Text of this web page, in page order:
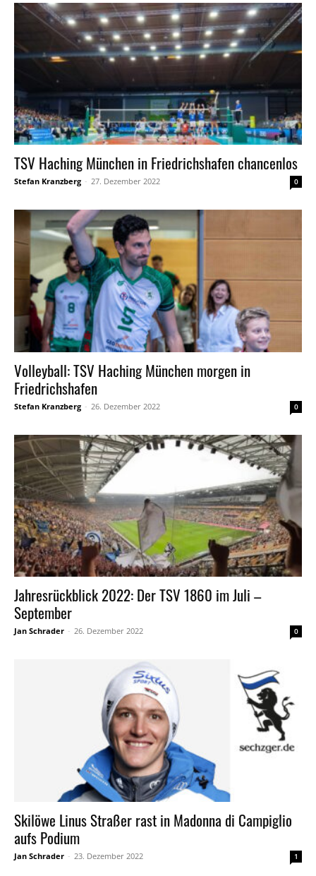
TSV Haching München in Friedrichshafen chancenlos
Stefan Kranzberg - 27. Dezember 2022 0
Volleyball: TSV Haching München morgen in
Friedrichshafen
Stefan Kranzberg - 26. Dezember 2022 0
Jahresrückblick 2022: Der TSV 1860 im Juli –
September
Jan Schrader - 26. Dezember 2022 0
Skilöwe Linus Straßer rast in Madonna di Campiglio
aufs Podium
Jan Schrader - 23. Dezember 2022 1